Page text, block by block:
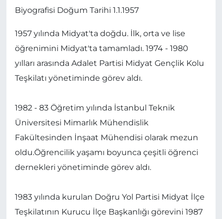
Biyografisi Doğum Tarihi 1.1.1957
1957 yılında Midyat'ta doğdu. İlk, orta ve lise
öğrenimini Midyat'ta tamamladı. 1974 - 1980
yılları arasında Adalet Partisi Midyat Gençlik Kolu
Teşkilatı yönetiminde görev aldı.
1982 - 83 Öğretim yılında İstanbul Teknik
Üniversitesi Mimarlık Mühendislik
Fakültesinden İnşaat Mühendisi olarak mezun
oldu.Öğrencilik yaşamı boyunca çeşitli öğrenci
dernekleri yönetiminde görev aldı.
1983 yılında kurulan Doğru Yol Partisi Midyat İlçe
Teşkilatının Kurucu İlçe Başkanlığı görevini 1987